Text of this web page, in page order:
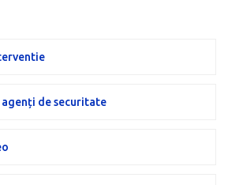
agenți de securitate